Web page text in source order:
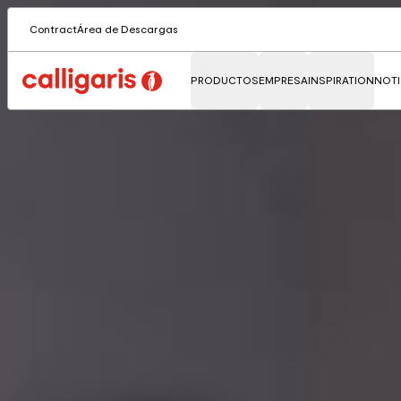
ContractÁrea de Descargas
PRODUCTOSEMPRESAINSPIRATION